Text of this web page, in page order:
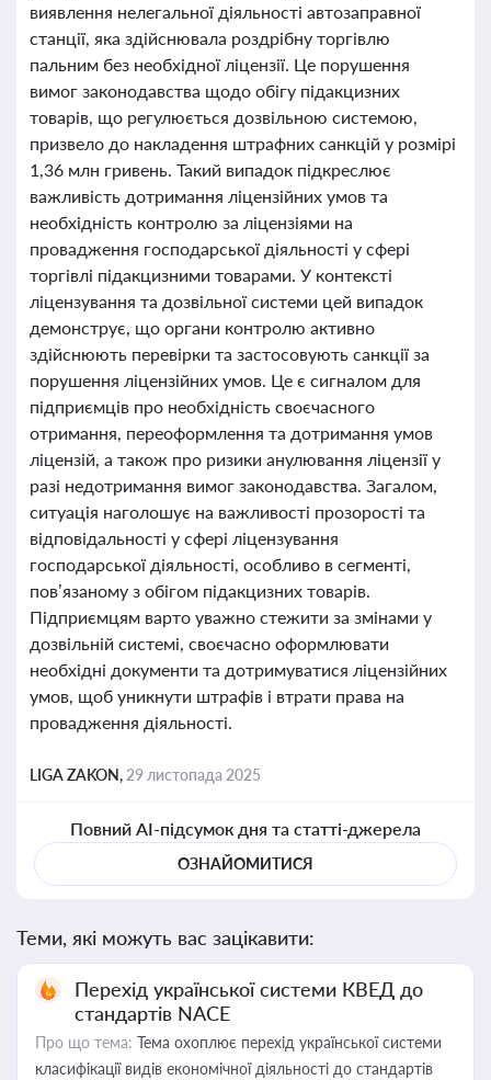
виявлення нелегальної діяльності автозаправної
станції, яка здійснювала роздрібну торгівлю
пальним без необхідної ліцензії. Це порушення
вимог законодавства щодо обігу підакцизних
товарів, що регулюється дозвільною системою,
призвело до накладення штрафних санкцій у розмірі
1,36 млн гривень. Такий випадок підкреслює
важливість дотримання ліцензійних умов та
необхідність контролю за ліцензіями на
провадження господарської діяльності у сфері
торгівлі підакцизними товарами. У контексті
ліцензування та дозвільної системи цей випадок
демонструє, що органи контролю активно
здійснюють перевірки та застосовують санкції за
порушення ліцензійних умов. Це є сигналом для
підприємців про необхідність своєчасного
отримання, переоформлення та дотримання умов
ліцензій, а також про ризики анулювання ліцензії у
разі недотримання вимог законодавства. Загалом,
ситуація наголошує на важливості прозорості та
відповідальності у сфері ліцензування
господарської діяльності, особливо в сегменті,
пов’язаному з обігом підакцизних товарів.
Підприємцям варто уважно стежити за змінами у
дозвільній системі, своєчасно оформлювати
необхідні документи та дотримуватися ліцензійних
умов, щоб уникнути штрафів і втрати права на
провадження діяльності.
LIGA ZAKON, 29 листопада 2025
Повний AI-підсумок дня та статті-джерела
ОЗНАЙОМИТИСЯ
Теми, які можуть вас зацікавити:
Перехід української системи КВЕД до
стандартів NACE
Про що тема: Тема охоплює перехід української системи
класифікації видів економічної діяльності до стандартів